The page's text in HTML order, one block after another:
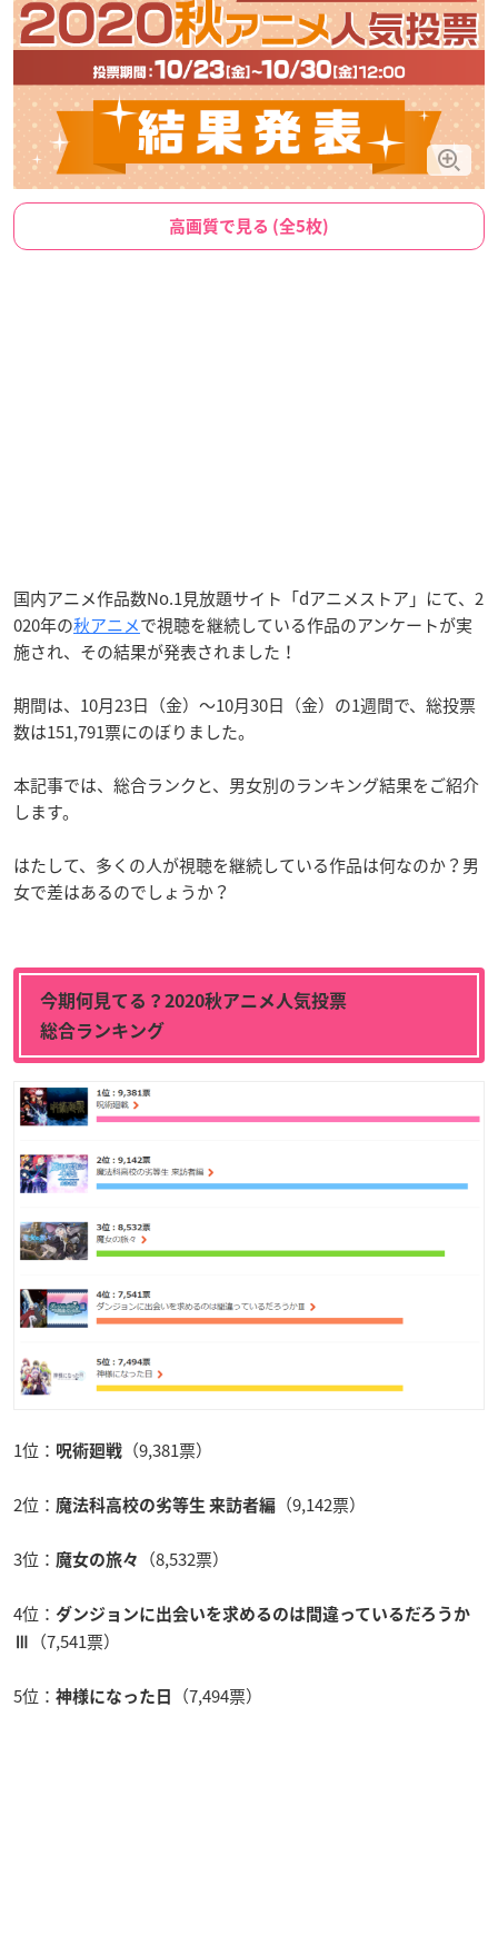
高画質で見る (全5枚)
国内アニメ作品数No.1見放題サイト「dアニメストア」にて、2
020年の秋アニメで視聴を継続している作品のアンケートが実
施され、その結果が発表されました！
期間は、10月23日（金）〜10月30日（金）の1週間で、総投票
数は151,791票にのぼりました。
本記事では、総合ランクと、男女別のランキング結果をご紹介
します。
はたして、多くの人が視聴を継続している作品は何なのか？男
女で差はあるのでしょうか？
今期何見てる？2020秋アニメ人気投票
総合ランキング
1位： 呪術廻戦 （9,381票）
2位： 魔法科高校の劣等生 来訪者編 （9,142票）
3位： 魔女の旅々 （8,532票）
4位： ダンジョンに出会いを求めるのは間違っているだろうか
（7,541票）
5位： 神様になった日 （7,494票）